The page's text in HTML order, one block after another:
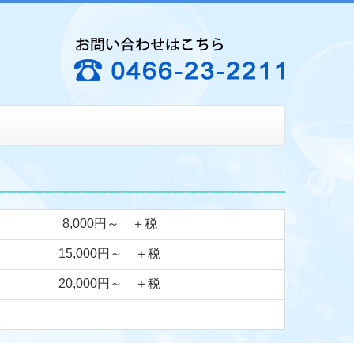
8,000円～ ＋税
15,000円～ ＋税
20,000円～ ＋税